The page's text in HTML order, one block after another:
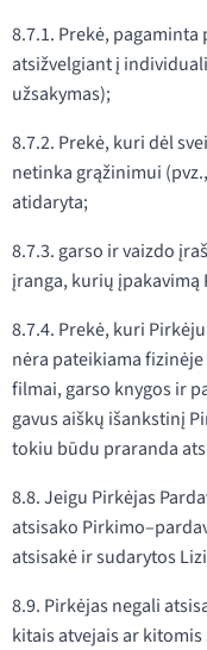
8.7.1. Prekė,
atsižvelgiant į
užsakymas);
8.7.2. Prekė, kuri dėl
netinka grąžinimui
atidaryta;
8.7.3. garso ir vaizdo
įranga, kurių įpakavimą
8.7.4. Prekė, kuri
nėra pateikiama
filmai, garso knygos ir
gavus aiškų išankstinį
tokiu būdu praranda
8.8. Jeigu Pirkėjas
atsisako
atsisakė ir sudarytos
8.9. Pirkėjas negali
kitais atvejais ar